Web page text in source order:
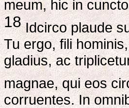
meum, hic in
18Idcirco plaude
Tu ergo, fili
gladius, ac
magnae, qui eos
corruentes. In